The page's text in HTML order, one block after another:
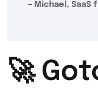
– Michael, SaaS
🚀